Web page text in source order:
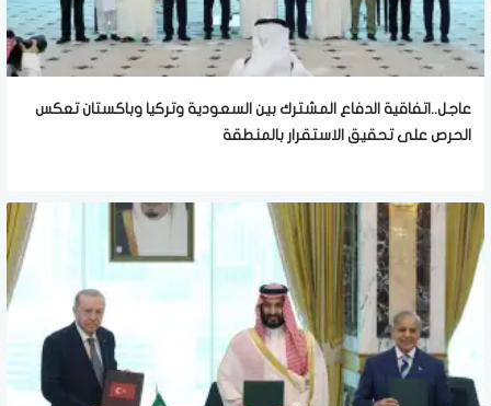
عاجل..اتفاقية الدفاع المشترك بين السعودية وتركيا وباكستان تعكس
الحرص على تحقيق الاستقرار بالمنطقة